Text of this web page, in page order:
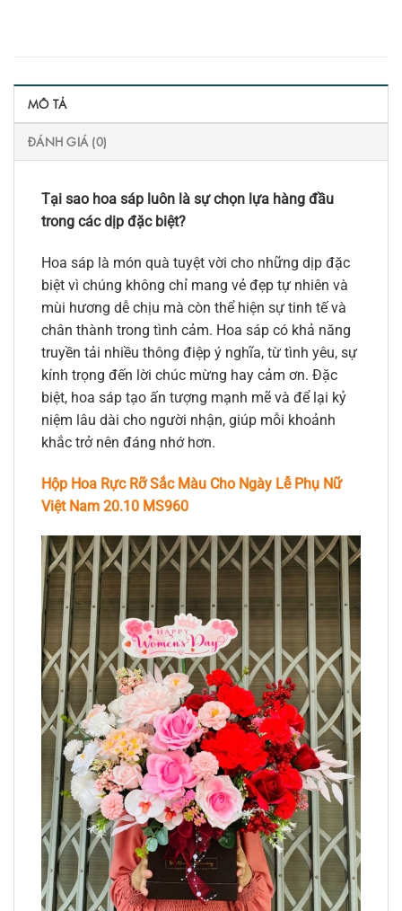
MÔ TẢ
ĐÁNH GIÁ (0)
Tại sao hoa sáp luôn là sự chọn lựa hàng đầu
trong các dịp đặc biệt?
Hoa sáp là món quà tuyệt vời cho những dịp đặc
biệt vì chúng không chỉ mang vẻ đẹp tự nhiên và
mùi hương dễ chịu mà còn thể hiện sự tinh tế và
chân thành trong tình cảm. Hoa sáp có khả năng
truyền tải nhiều thông điệp ý nghĩa, từ tình yêu, sự
kính trọng đến lời chúc mừng hay cảm ơn. Đặc
biệt, hoa sáp tạo ấn tượng mạnh mẽ và để lại kỷ
niệm lâu dài cho người nhận, giúp mỗi khoảnh
khắc trở nên đáng nhớ hơn.
Hộp Hoa Rực Rỡ Sắc Màu Cho Ngày Lễ Phụ Nữ
Việt Nam 20.10 MS960